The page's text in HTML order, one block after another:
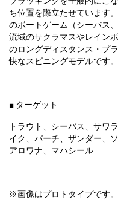
ち位置を際立たせています
のボートゲーム（シーバス
流域のサクラマスやレイン
のロングディスタンス・プ
快なスピニングモデルです。
■ ターゲット
トラウト、シーバス、サワ
イク、パーチ、ザンダー、
アロワナ、マハシール
※画像はプロトタイプです。